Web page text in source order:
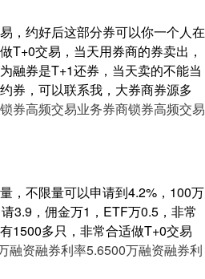
，约好后这部分券可以你一个人在
T+0交易，当天用券商的券卖出，
融券是T+1还券，当天卖的不能当
券，可以联系我，大券商券源多
券高频交易业务券商锁券高频交易
，不限量可以申请到4.2%，100万
3.9，佣金万1，ETF万0.5，非常
1500多只，非常合适做T+0交易
融资融券利率5.6500万融资融券利